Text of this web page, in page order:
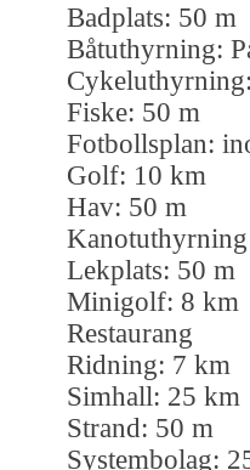
Badplats: 50 m
Båtuthyrning:
Fiske: 50 m
Fotbollsplan:
Golf: 10 km
Hav: 50 m
Kanotuthyrning
Lekplats: 50 m
Minigolf: 8 km
Restaurang
Ridning: 7 km
Simhall: 25 km
Strand: 50 m
Systembolag: